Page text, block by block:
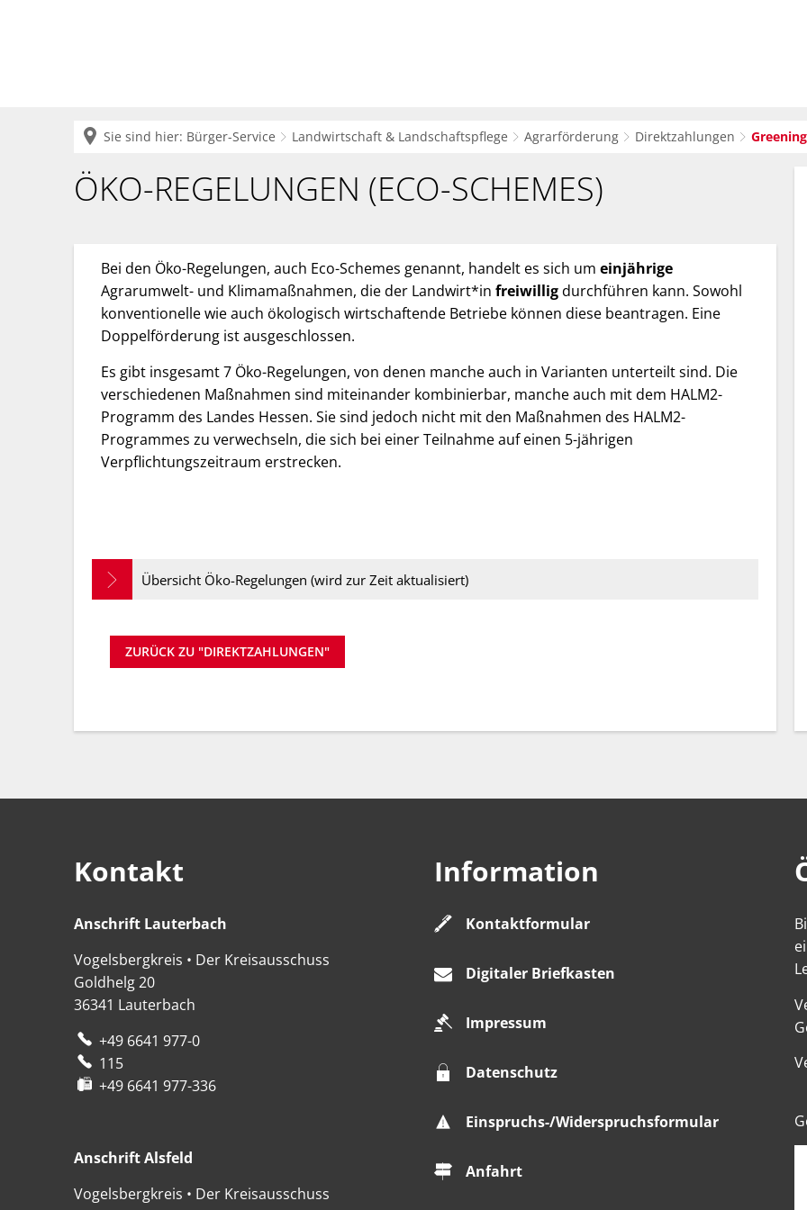
Sie sind hier: Bürger-Service Landwirtschaft & Landschaftspflege Agrarförderung Direktzahlungen
Greening-
Umverteilungsprämie
ÖKO-REGELUNGEN (ECO-SCHEMES)
Bei den Öko-Regelungen, auch Eco-Schemes genannt, handelt es sich um einjährige
Agrarumwelt- und Klimamaßnahmen, die der Landwirt*in freiwilligdurchführen kann. Sowohl
konventionelle wie auch ökologisch wirtschaftende Betriebe können diese beantragen. Eine
Doppelförderung ist ausgeschlossen.
Es gibt insgesamt 7 Öko-Regelungen, von denen manche auch in Varianten unterteilt sind. Die
verschiedenen Maßnahmen sind miteinander kombinierbar, manche auch mit dem HALM2-
Programm des Landes Hessen. Sie sind jedoch nicht mit den Maßnahmen des HALM2-
Programmes zu verwechseln, die sich bei einer Teilnahme auf einen 5-jährigen
Verpflichtungszeitraum erstrecken.
Übersicht Öko-Regelungen (wird zur Zeit aktualisiert)
ZURÜCK ZU "DIREKTZAHLUNGEN"
Kontakt
Anschrift Lauterbach
Vogelsbergkreis • Der Kreisausschuss
Goldhelg 20
36341 Lauterbach
+49 6641 977-0
115
+49 6641 977-336
Anschrift Alsfeld
Vogelsbergkreis • Der Kreisausschuss
Information
Kontaktformular
Digitaler Briefkasten
Impressum
Datenschutz
Einspruchs-/Widerspruchsformular
Anfahrt